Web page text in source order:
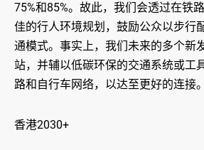
75%和85%。故此，我们会透过在铁
佳的行人环境规划，鼓励公众以步行
通模式。事实上，我们未来的多个新
站，并辅以低碳环保的交通系统或工
路和自行车网络，以达至更好的连接。
香港2030+